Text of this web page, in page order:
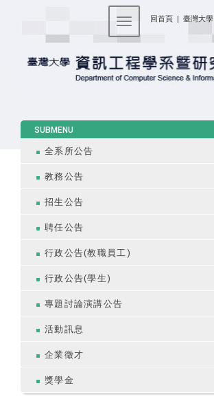
回首頁 | 臺灣大學
Toggle navigation
SUBMENU
全系所公告
教務公告
招生公告
聘任公告
行政公告(教職員工)
行政公告(學生)
專題討論演講公告
活動訊息
企業徵才
獎學金